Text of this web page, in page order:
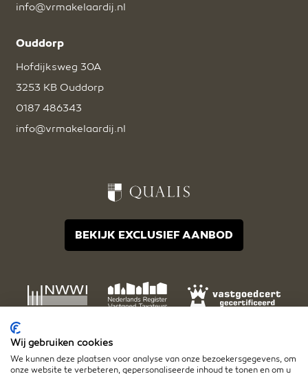
info@vrmakelaardij.nl
Ouddorp
Hofdijksweg 30A
3253 KB Ouddorp
0187 486343
info@vrmakelaardij.nl
BEKIJK EXCLUSIEF AANBOD
Wij gebruiken cookies
We kunnen deze plaatsen voor analyse van onze bezoekersgegevens, om
onze website te verbeteren, gepersonaliseerde inhoud te tonen en om u